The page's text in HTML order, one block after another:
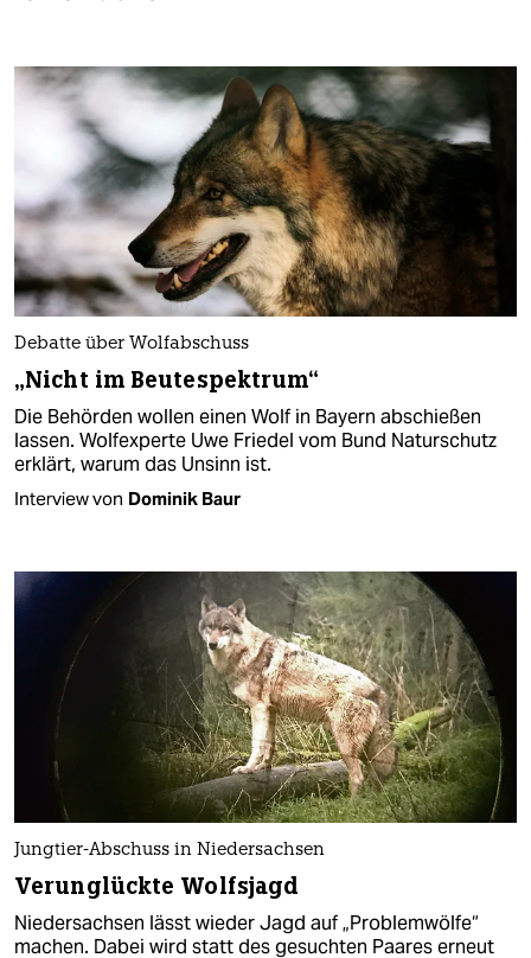
Debatte über Wolfabschuss
„Nicht im Beutespektrum“​
Die Behörden wollen einen Wolf in Bayern abschießen
lassen. Wolfexperte Uwe Friedel vom Bund Naturschutz
erklärt, warum das Unsinn ist.
Interview von Dominik Baur
Jungtier-Abschuss in Niedersachsen
Verunglückte Wolfsjagd
Niedersachsen lässt wieder Jagd auf „Problemwölfe“
machen. Dabei wird statt des gesuchten Paares erneut